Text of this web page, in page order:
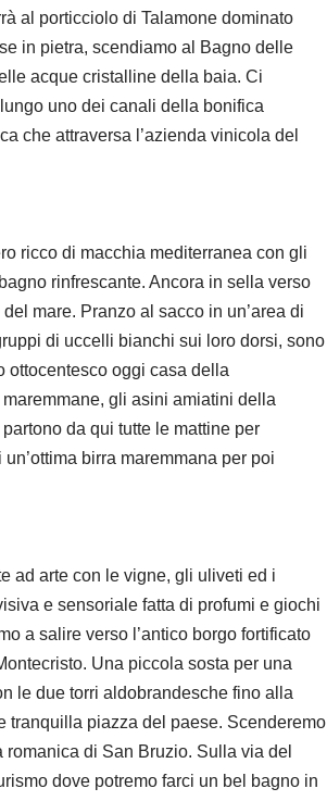
al porticciolo di Talamone dominato
in pietra, scendiamo al Bagno delle
acque cristalline della baia. Ci
uno dei canali della bonifica
che attraversa l’azienda vinicola del
ricco di macchia mediterranea con gli
rinfrescante. Ancora in sella verso
mare. Pranzo al sacco in un’area di
di uccelli bianchi sui loro dorsi, sono
ottocentesco oggi casa della
gli asini amiatini della
da qui tutte le mattine per
birra maremmana per poi
ad arte con le vigne, gli uliveti ed i
e sensoriale fatta di profumi e giochi
a salire verso l’antico borgo fortificato
Una piccola sosta per una
le due torri aldobrandesche fino alla
tranquilla piazza del paese. Scenderemo
di San Bruzio. Sulla via del
dove potremo farci un bel bagno in